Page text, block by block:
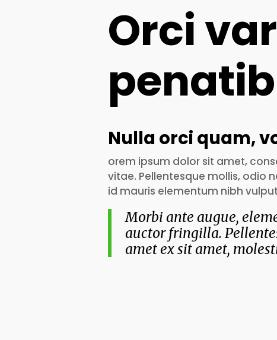
Orci
Nulla orci quam,
orem ipsum dolor sit amet,
vitae. Pellentesque mollis, odio
id mauris elementum nibh
Morbi ante augue,
auctor fringilla.
amet ex sit amet,